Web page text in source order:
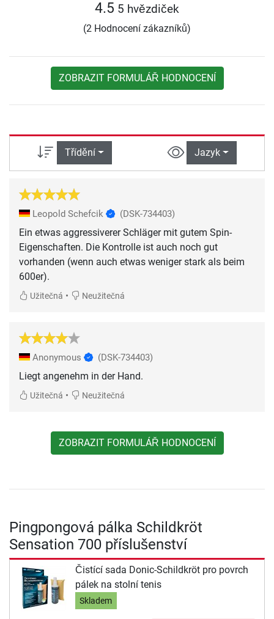
4.5 5 hvězdiček
(2 Hodnocení zákazníků)
ZOBRAZIT FORMULÁŘ HODNOCENÍ
Třídění Jazyk
Leopold Schefcik (DSK-734403)
Ein etwas aggressiverer Schläger mit gutem Spin-
Eigenschaften. Die Kontrolle ist auch noch gut
vorhanden (wenn auch etwas weniger stark als beim
600er).
Užitečná • Neužitečná
Anonymous (DSK-734403)
Liegt angenehm in der Hand.
Užitečná • Neužitečná
ZOBRAZIT FORMULÁŘ HODNOCENÍ
Pingpongová pálka Schildkröt
Sensation 700 příslušenství
Čistící sada Donic-Schildkröt pro povrch
pálek na stolní tenis
Skladem